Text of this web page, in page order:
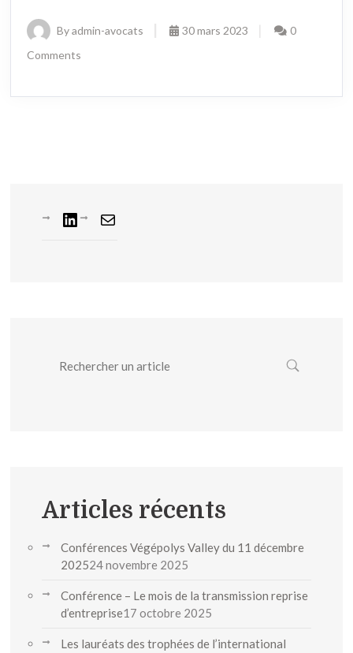
By admin-avocats 30 mars 2023
0
Comments
Articles récents
Conférences Végépolys Valley du 11 décembre
202524 novembre 2025
Conférence – Le mois de la transmission reprise
d’entreprise17 octobre 2025
Les lauréats des trophées de l’international